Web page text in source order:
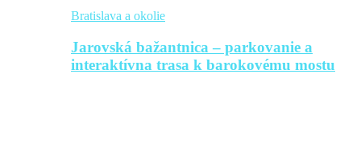
Bratislava a okolie
Jarovská bažantnica – parkovanie a
interaktívna trasa k barokovému mostu